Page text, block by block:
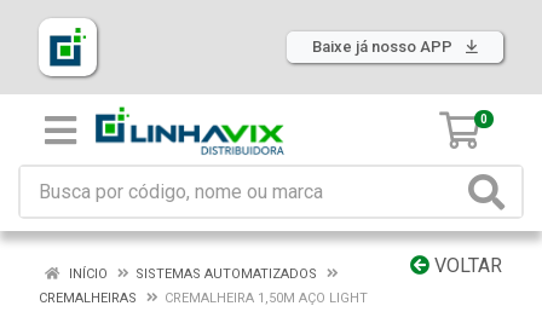
Baixe já nosso APP
0
VOLTAR
INÍCIO
SISTEMAS AUTOMATIZADOS
CREMALHEIRAS
CREMALHEIRA 1,50M AÇO LIGHT